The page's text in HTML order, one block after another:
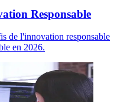
Responsable
de l'innovation responsable
en 2026.